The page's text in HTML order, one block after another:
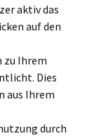
aktiv das
auf den
zu Ihrem
Dies
aus Ihrem
durch